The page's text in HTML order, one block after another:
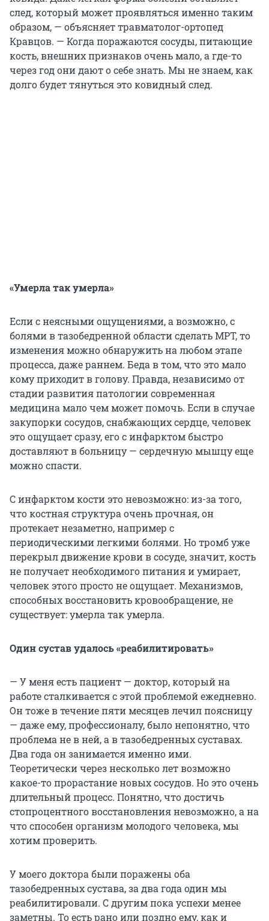
след, который может проявляться именно таким
образом, — объясняет травматолог-ортопед
Кравцов. — Когда поражаются сосуды, питающие
кость, внешних признаков очень мало, а где-то
через год они дают о себе знать. Мы не знаем, как
долго будет тянуться это ковидный след.
«Умерла так умерла»
Если с неясными ощущениями, а возможно, с
болями в тазобедренной области сделать МРТ, то
изменения можно обнаружить на любом этапе
процесса, даже раннем. Беда в том, что это мало
кому приходит в голову. Правда, независимо от
стадии развития патологии современная
медицина мало чем может помочь. Если в случае
закупорки сосудов, снабжающих сердце, человек
это ощущает сразу, его с инфарктом быстро
доставляют в больницу — сердечную мышцу еще
можно спасти.
С инфарктом кости это невозможно: из-за того,
что костная структура очень прочная, он
протекает незаметно, например с
периодическими легкими болями. Но тромб уже
перекрыл движение крови в сосуде, значит, кость
не получает необходимого питания и умирает,
человек этого просто не ощущает. Механизмов,
способных восстановить кровообращение, не
существует: умерла так умерла.
Один сустав удалось «реабилитировать»
— У меня есть пациент — доктор, который на
работе сталкивается с этой проблемой ежедневно.
Он тоже в течение пяти месяцев лечил поясницу
— даже ему, профессионалу, было непонятно, что
проблема не в ней, а в тазобедренных суставах.
Два года он занимается именно ими.
Теоретически через несколько лет возможно
какое-то прорастание новых сосудов. Но это очень
длительный процесс. Понятно, что достичь
стопроцентного восстановления невозможно, а на
что способен организм молодого человека, мы
хотим проверить.
У моего доктора были поражены оба
тазобедренных сустава, за два года один мы
реабилитировали. С другим пока успехи менее
заметны. То есть рано или поздно ему, как и